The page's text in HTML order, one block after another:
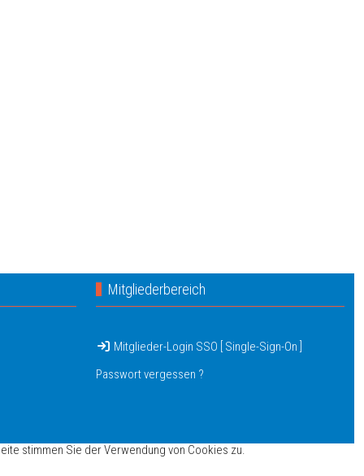
Mitgliederbereich
Mitglieder-Login SSO [ Single-Sign-On ]
Passwort vergessen ?
stimmen Sie der Verwendung von Cookies zu.